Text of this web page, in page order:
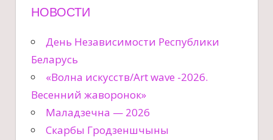
НОВОСТИ
День Независимости Республики
Беларусь
«Волна искусств/Art wave -2026.
Весенний жаворонок»
Маладзечна — 2026
Скарбы Гродзеншчыны